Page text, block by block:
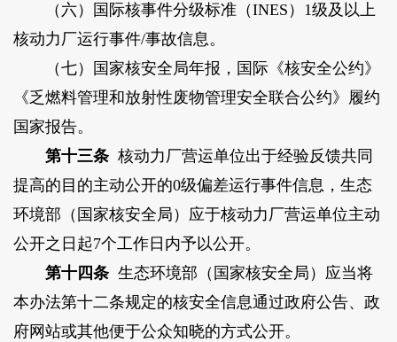
（六）国际核事件分级标准（INES）1级及以上
核动力厂运行事件/事故信息。
（七）国家核安全局年报，国际《核安全公约》
《乏燃料管理和放射性废物管理安全联合公约》履约
国家报告。
第十三条核动力厂营运单位出于经验反馈共同
提高的目的主动公开的0级偏差运行事件信息，生态
环境部（国家核安全局）应于核动力厂营运单位主动
公开之日起7个工作日内予以公开。
第十四条生态环境部（国家核安全局）应当将
本办法第十二条规定的核安全信息通过政府公告、政
府网站或其他便于公众知晓的方式公开。